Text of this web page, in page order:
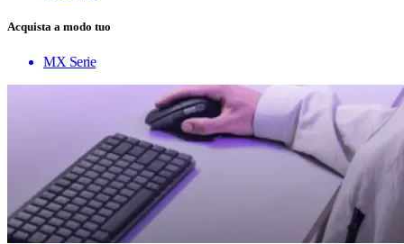
Acquista a modo tuo
MX Serie